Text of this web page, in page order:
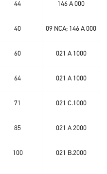
44 146 A 000
40 09 NCA; 146 A 000
60 021 A 1000
64 021 A 1000
71 021 C.1000
85 021 A 2000
100 021 B.2000